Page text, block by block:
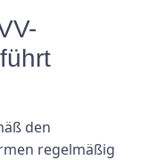
den
regelmäßig